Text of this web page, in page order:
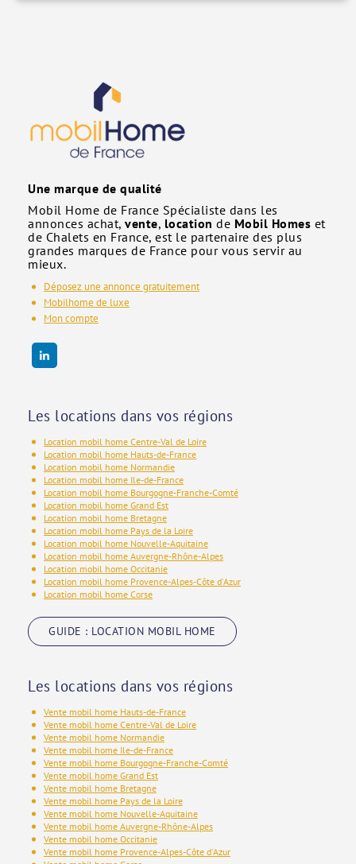
Une marque de qualité
Mobil Home de France Spécialiste dans les
annonces achat, vente, location de Mobil Homes et
de Chalets en France, est le partenaire des plus
grandes marques de France pour vous servir au
mieux.
Déposez une annonce gratuitement
Mobilhome de luxe
Mon compte
Les locations dans vos régions
Location mobil home Centre-Val de Loire
Location mobil home Hauts-de-France
Location mobil home Normandie
Location mobil home Ile-de-France
Location mobil home Bourgogne-Franche-Comté
Location mobil home Grand Est
Location mobil home Bretagne
Location mobil home Pays de la Loire
Location mobil home Nouvelle-Aquitaine
Location mobil home Auvergne-Rhône-Alpes
Location mobil home Occitanie
Location mobil home Provence-Alpes-Côte d'Azur
Location mobil home Corse
GUIDE : LOCATION MOBIL HOME
Les locations dans vos régions
Vente mobil home Hauts-de-France
Vente mobil home Centre-Val de Loire
Vente mobil home Normandie
Vente mobil home Ile-de-France
Vente mobil home Bourgogne-Franche-Comté
Vente mobil home Grand Est
Vente mobil home Bretagne
Vente mobil home Pays de la Loire
Vente mobil home Nouvelle-Aquitaine
Vente mobil home Auvergne-Rhône-Alpes
Vente mobil home Occitanie
Vente mobil home Provence-Alpes-Côte d'Azur